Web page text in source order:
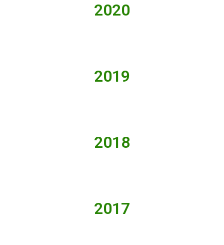
2020
2019
2018
2017